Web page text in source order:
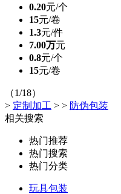
0.20元/个
15元/卷
1.3元/件
7.00万元
0.8元/个
15元/卷
（1/18）
> 定制加工 > > 防伪包装
相关搜索
热门推荐
热门搜索
热门分类
玩具包装